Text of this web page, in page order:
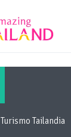
Turismo Tailandia